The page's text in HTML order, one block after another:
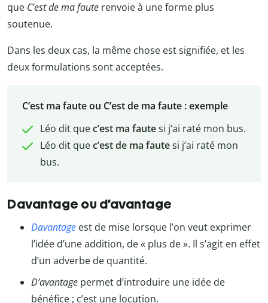
que C’est de ma faute renvoie à une forme plus
soutenue.
Dans les deux cas, la même chose est signifiée, et les
deux formulations sont acceptées.
C’est ma faute ou C’est de ma faute : exemple
Léo dit quec’est ma fautesi j’ai raté mon bus.
Léo dit quec’est de ma fautesi j’ai raté mon
bus.
Davantage ou d’avantage
Davantage est de mise lorsque l’on veut exprimer
l’idée d’une addition, de « plus de ». Il s’agit en effet
d’un adverbe de quantité.
D’avantage permet d’introduire une idée de
bénéfice ; c’est une locution.